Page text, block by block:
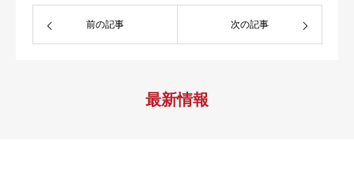
前の記事 次の記事
最新情報